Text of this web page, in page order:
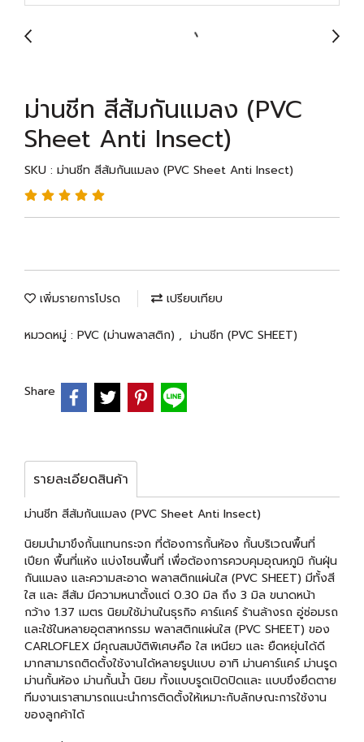
ม่านชีท สีส้มกันแมลง (PVC
Sheet Anti Insect)
SKU : ม่านชีท สีส้มกันแมลง (PVC Sheet Anti Insect)
เพิ่มรายการโปรด เปรียบเทียบ
หมวดหมู่ : PVC (ม่านพลาสติก) , ม่านชีท (PVC SHEET)
Share
รายละเอียดสินค้า
ม่านชีท สีส้มกันแมลง (PVC Sheet Anti Insect)
นิยมนำมาขึงกั้นแทนกระจก ที่ต้องการกั้นห้อง กั้นบริเวณพื้นที่
เปียก พื้นที่แห้ง แบ่งโซนพื้นที่ เพื่อต้องการควบคุมอุณหภูมิ กันฝุ่น
กันแมลง และความสะอาด พลาสติกแผ่นใส (PVC SHEET) มีทั้งสี
ใส และ สีส้ม มีความหนาตั้งแต่ 0.30 มิล ถึง 3 มิล ขนาดหน้า
กว้าง 1.37 เมตร นิยมใช้ม่านในธุรกิจ คาร์แคร์ ร้านล้างรถ อู่ซ่อมรถ
และใช้ในหลายอุตสาหกรรม พลาสติกแผ่นใส (PVC SHEET) ของ
CARLOFLEX มีคุณสมบัติพิเศษคือ ใส เหนียว และ ยืดหยุ่นได้ดี
มากสามารถติดตั้งใช้งานได้หลายรูปแบบ อาทิ ม่านคาร์แคร์ ม่านรูด
ม่านกั้นห้อง ม่านกั้นน้ำ นิยม ทั้งแบบรูดเปิดปิดและ แบบขึงยึดตาย
ทีมงานเราสามารถแนะนำการติดตั้งให้เหมาะกับลักษณะการใช้งาน
ของลูกค้าได้